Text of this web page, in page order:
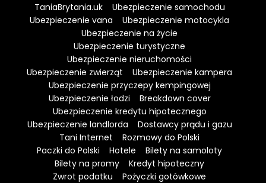
TaniaBrytania.uk
Ubezpieczenie samochodu
Ubezpieczenie vana
Ubezpieczenie motocykla
Ubezpieczenie na życie
Ubezpieczenie turystyczne
Ubezpieczenie nieruchomości
Ubezpieczenie zwierząt
Ubezpieczenie kampera
Ubezpieczenie przyczepy kempingowej
Ubezpieczenie łodzi
Breakdown cover
Ubezpieczenie kredytu hipotecznego
Ubezpieczenie landlorda
Dostawcy prądu i gazu
Tani Internet
Rozmowy do Polski
Paczki do Polski
Hotele
Bilety na samoloty
Bilety na promy
Kredyt hipoteczny
Zwrot podatku
Pożyczki gotówkowe